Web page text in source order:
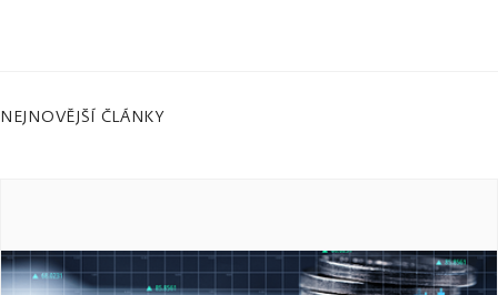
NEJNOVĚJŠÍ ČLÁNKY